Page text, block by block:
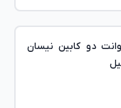
دو کابین نیسان